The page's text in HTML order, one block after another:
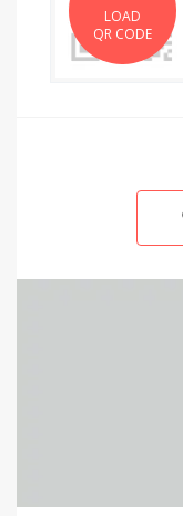
LOAD
QR CODE